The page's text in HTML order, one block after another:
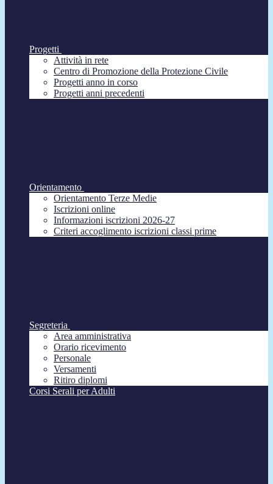
Progetti
Attività in rete
Centro di Promozione della Protezione Civile
Progetti anno in corso
Progetti anni precedenti
Orientamento
Orientamento Terze Medie
Iscrizioni online
Informazioni iscrizioni 2026-27
Criteri accoglimento iscrizioni classi prime
Segreteria
Area amministrativa
Orario ricevimento
Personale
Versamenti
Ritiro diplomi
Corsi Serali per Adulti